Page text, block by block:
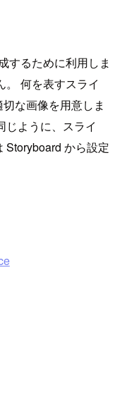
するために利用しま
何を表すスライ
な画像を用意しま
じように、スライ
Storyboard から設定